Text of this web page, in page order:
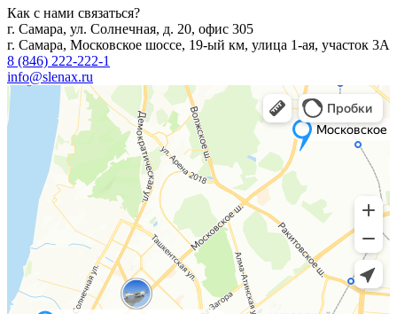
Как с нами связаться?
г. Самара, ул. Солнечная, д. 20, офис 305
г. Самара, Московское шоссе, 19-ый км, улица 1-ая, участок 3А
8 (846) 222-222-1
info@slenax.ru